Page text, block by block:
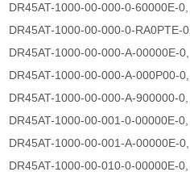
DR45AT-1000-00-000-0-60000E-0,
DR45AT-1000-00-000-0-RA0PTE-0,
DR45AT-1000-00-000-A-00000E-0,
DR45AT-1000-00-000-A-000P00-0,
DR45AT-1000-00-000-A-900000-0,
DR45AT-1000-00-001-0-00000E-0,
DR45AT-1000-00-001-A-00000E-0,
DR45AT-1000-00-010-0-00000E-0,